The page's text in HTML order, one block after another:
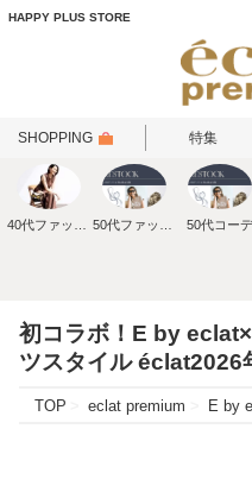
HAPPY PLUS STORE
SHOPPING 特集
50代コーデ
初コラボ！E by
ツスタイル éclat2026
TOP eclat premium E by